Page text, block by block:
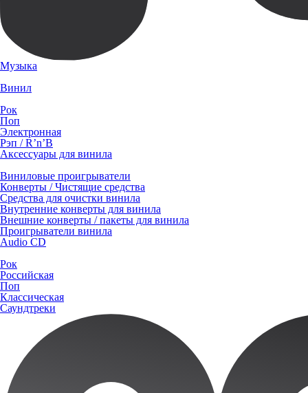
Музыка
Винил
Рок
Поп
Электронная
Рэп / R’n’B
Аксессуары для винила
Виниловые проигрыватели
Конверты / Чистящие средства
Средства для очистки винила
Внутренние конверты для винила
Внешние конверты / пакеты для винила
Проигрыватели винила
Audio CD
Рок
Российская
Поп
Классическая
Саундтреки